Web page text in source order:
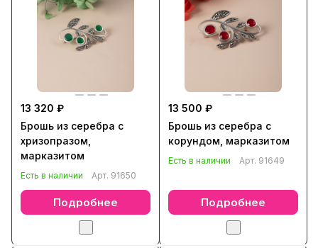
13 320 ₽
Брошь из серебра с
хризопразом,
марказитом
Есть в наличии Арт. 91650
Подробнее
13 500 ₽
Брошь из серебра с
корундом, марказитом
Есть в наличии Арт. 91649
Подробнее